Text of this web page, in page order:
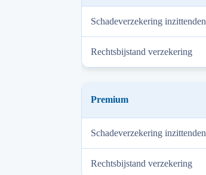
Schadeverzekering inzittenden
Rechtsbijstand verzekering
Premium
Schadeverzekering inzittenden
Rechtsbijstand verzekering